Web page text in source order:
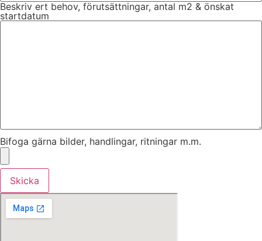
Beskriv ert behov, förutsättningar, antal m2 & önskat
startdatum
Bifoga gärna bilder, handlingar, ritningar m.m.
Skicka